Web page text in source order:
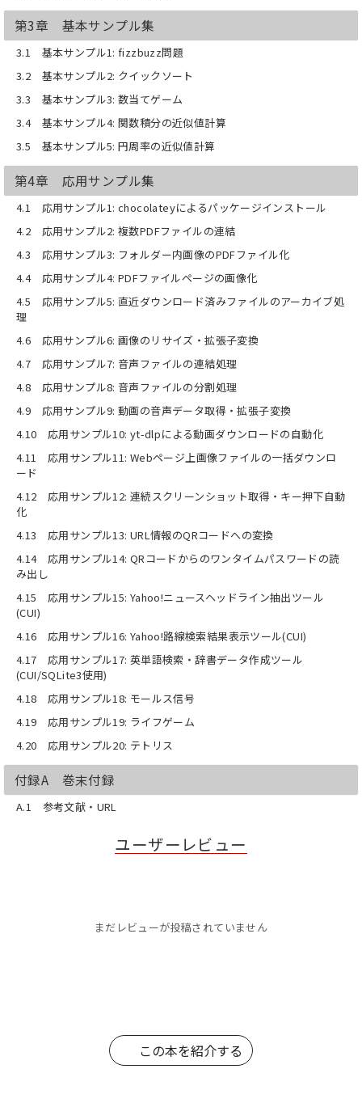
第3章 基本サンプル集
3.1 基本サンプル1: fizzbuzz問題
3.2 基本サンプル2: クイックソート
3.3 基本サンプル3: 数当てゲーム
3.4 基本サンプル4: 関数積分の近似値計算
3.5 基本サンプル5: 円周率の近似値計算
第4章 応用サンプル集
4.1 応用サンプル1: chocolateyによるパッケージインストール
4.2 応用サンプル2: 複数PDFファイルの連結
4.3 応用サンプル3: フォルダー内画像のPDFファイル化
4.4 応用サンプル4: PDFファイルページの画像化
4.5 応用サンプル5: 直近ダウンロード済みファイルのアーカイブ処
理
4.6 応用サンプル6: 画像のリサイズ・拡張子変換
4.7 応用サンプル7: 音声ファイルの連結処理
4.8 応用サンプル8: 音声ファイルの分割処理
4.9 応用サンプル9: 動画の音声データ取得・拡張子変換
4.10 応用サンプル10: yt-dlpによる動画ダウンロードの自動化
4.11 応用サンプル11: Webページ上画像ファイルの一括ダウンロ
ード
4.12 応用サンプル12: 連続スクリーンショット取得・キー押下自動
化
4.13 応用サンプル13: URL情報のQRコードへの変換
4.14 応用サンプル14: QRコードからのワンタイムパスワードの読
み出し
4.15 応用サンプル15: Yahoo!ニュースヘッドライン抽出ツール
(CUI)
4.16 応用サンプル16: Yahoo!路線検索結果表示ツール(CUI)
4.17 応用サンプル17: 英単語検索・辞書データ作成ツール
(CUI/SQLite3使用)
4.18 応用サンプル18: モールス信号
4.19 応用サンプル19: ライフゲーム
4.20 応用サンプル20: テトリス
付録A 巻末付録
A.1 参考文献・URL
ユーザーレビュー
まだレビューが投稿されていません
この本を紹介する